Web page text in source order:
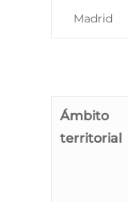
Madrid
Ámbito
territorial